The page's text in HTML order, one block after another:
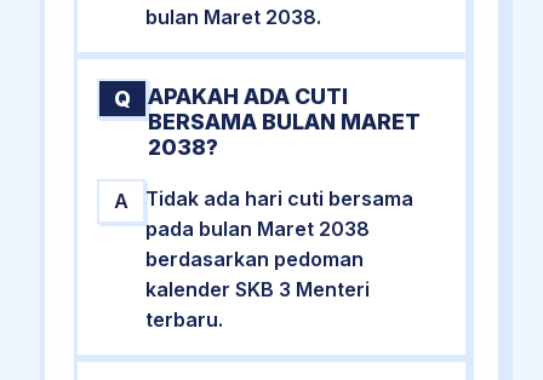
bulan Maret 2038.
Q
APAKAH ADA CUTI
BERSAMA BULAN MARET
2038?
A
Tidak ada hari cuti bersama
pada bulan Maret 2038
berdasarkan pedoman
kalender SKB 3 Menteri
terbaru.